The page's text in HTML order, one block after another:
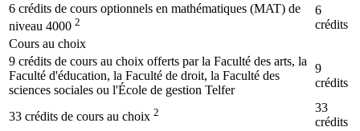
6 crédits de cours optionnels en mathématiques (MAT) de
niveau 4000 2
6
crédits
Cours au choix
9 crédits de cours au choix offerts par la Faculté des arts, la
Faculté d'éducation, la Faculté de droit, la Faculté des
sciences sociales ou l'École de gestion Telfer
9
crédits
33 crédits de cours au choix 2
33
crédits